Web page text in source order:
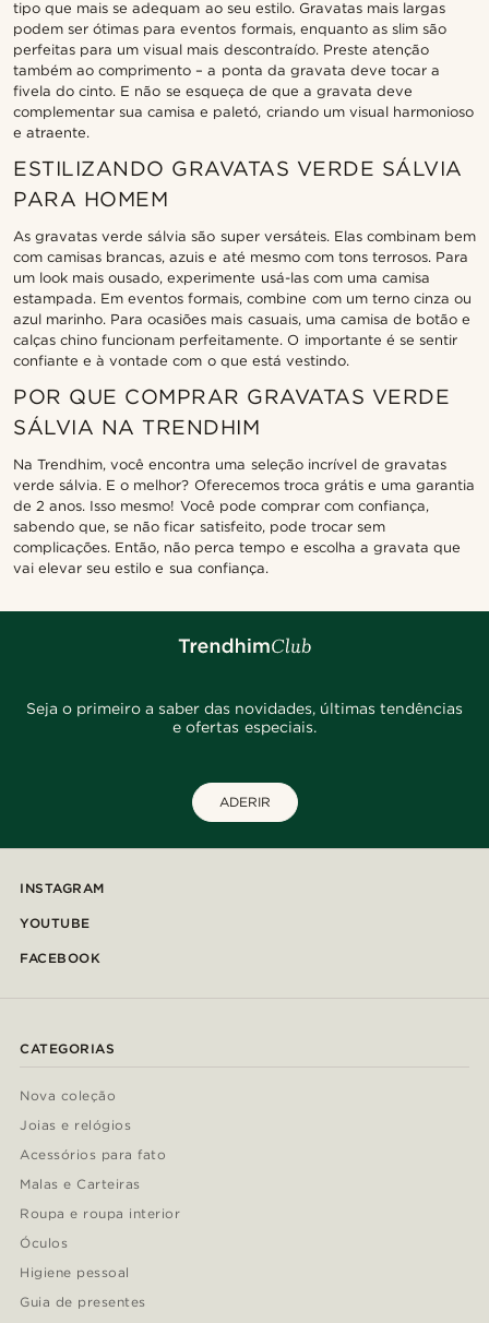
tipo que mais se adequam ao seu estilo. Gravatas mais largas
podem ser ótimas para eventos formais, enquanto as slim são
perfeitas para um visual mais descontraído. Preste atenção
também ao comprimento – a ponta da gravata deve tocar a
fivela do cinto. E não se esqueça de que a gravata deve
complementar sua camisa e paletó, criando um visual harmonioso
e atraente.
ESTILIZANDO GRAVATAS VERDE SÁLVIA
PARA HOMEM
As gravatas verde sálvia são super versáteis. Elas combinam bem
com camisas brancas, azuis e até mesmo com tons terrosos. Para
um look mais ousado, experimente usá-las com uma camisa
estampada. Em eventos formais, combine com um terno cinza ou
azul marinho. Para ocasiões mais casuais, uma camisa de botão e
calças chino funcionam perfeitamente. O importante é se sentir
confiante e à vontade com o que está vestindo.
POR QUE COMPRAR GRAVATAS VERDE
SÁLVIA NA TRENDHIM
Na Trendhim, você encontra uma seleção incrível de gravatas
verde sálvia. E o melhor? Oferecemos troca grátis e uma garantia
de 2 anos. Isso mesmo! Você pode comprar com confiança,
sabendo que, se não ficar satisfeito, pode trocar sem
complicações. Então, não perca tempo e escolha a gravata que
vai elevar seu estilo e sua confiança.
Seja o primeiro a saber das novidades, últimas tendências
e ofertas especiais.
ADERIR
INSTAGRAM
YOUTUBE
FACEBOOK
CATEGORIAS
Nova coleção
Joias e relógios
Acessórios para fato
Malas e Carteiras
Roupa e roupa interior
Óculos
Higiene pessoal
Guia de presentes